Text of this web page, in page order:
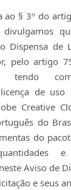
ao § 3º do
divulgamos
Dispensa de
pelo artigo
tendo
de uso
Creative
do
do
e
Aviso de
e seus